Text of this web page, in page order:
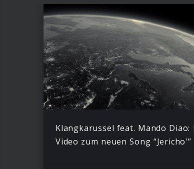
Klangkarussel feat. Mando Diao:
Video zum neuen Song “Jericho'”